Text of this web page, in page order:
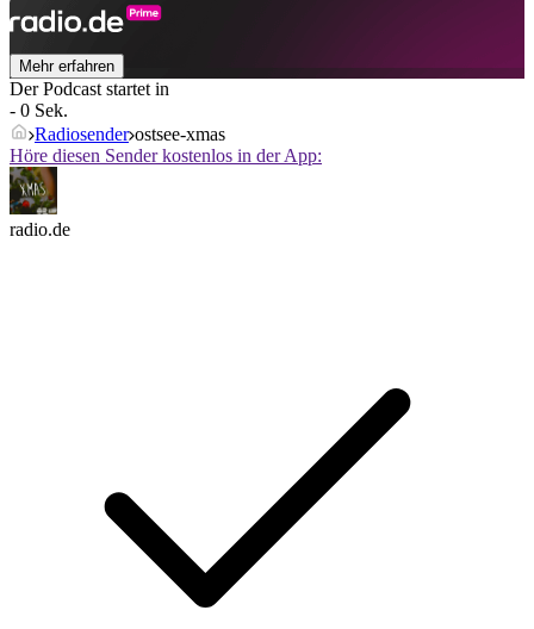
Mehr erfahren
Der Podcast startet in
- 0 Sek.
Radiosender ostsee-xmas
Höre diesen Sender kostenlos in der App:
radio.de